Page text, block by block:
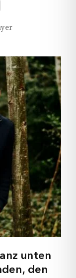
unten
den